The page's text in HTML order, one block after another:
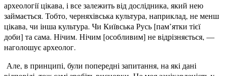
археології цікава, і все залежить від дослідника, який нею
займається. Тобто, черняхівська культура, наприклад, не менш
цікава, чи інша культура. Чи Київська Русь [пам’ятки тієї
доби] та сама. Нічим. Нічим [особливим] не відрізняється, —
наголошує археолог.
Але, в принципі, були попередні запитання, на які дані